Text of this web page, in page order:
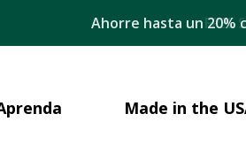
Ahorre hasta un 20%
Made in the